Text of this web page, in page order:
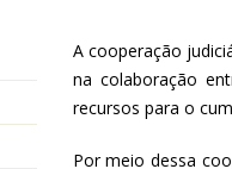
A cooperação
na colaboração
recursos para o
Por meio dessa